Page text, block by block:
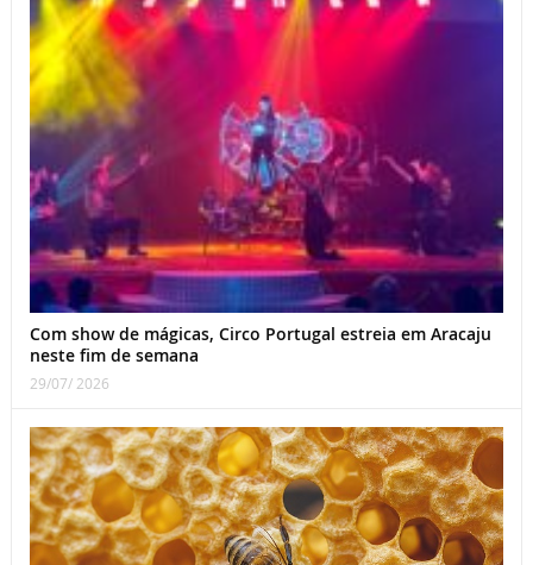
Com show de mágicas, Circo Portugal estreia em Aracaju
neste fim de semana
29/07/ 2026